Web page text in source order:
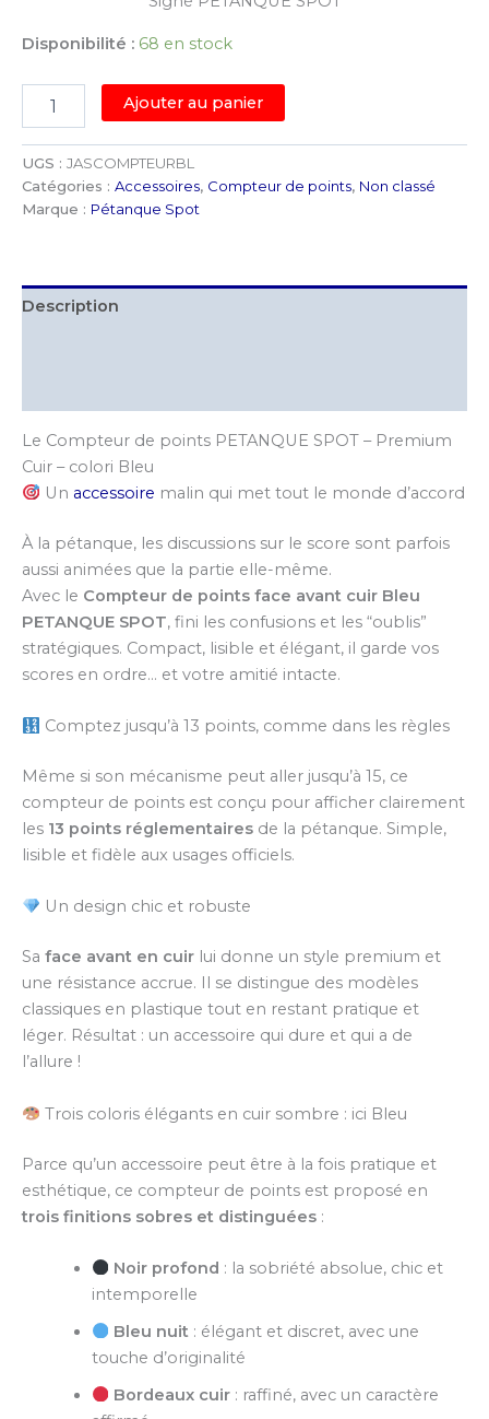
Disponibilité : 68 en stock
de
Points
PETANQUE
Avant
Cuir
(0
à
13
Ajouter au panier
UGS : JASCOMPTEURBL
Catégories : Accessoires, Compteur de points, Non classé
Marque : Pétanque Spot
Description
Le Compteur de points PETANQUE SPOT – Premium
Cuir – colori Bleu
Un accessoire malin qui met tout le monde d’accord
À la pétanque, les discussions sur le score sont parfois
aussi animées que la partie elle-même.
Avec le Compteur de points face avant cuir Bleu
PETANQUE SPOT, fini les confusions et les “oublis”
stratégiques. Compact, lisible et élégant, il garde vos
scores en ordre… et votre amitié intacte.
Comptez jusqu’à 13 points, comme dans les règles
Même si son mécanisme peut aller jusqu’à 15, ce
compteur de points est conçu pour afficher clairement
les 13 points réglementaires de la pétanque. Simple,
lisible et fidèle aux usages officiels.
Un design chic et robuste
Sa face avant en cuir lui donne un style premium et
une résistance accrue. Il se distingue des modèles
classiques en plastique tout en restant pratique et
léger. Résultat : un accessoire qui dure et qui a de
l’allure !
Trois coloris élégants en cuir sombre : ici Bleu
Parce qu’un accessoire peut être à la fois pratique et
esthétique, ce compteur de points est proposé en
trois finitions sobres et distinguées :
Noir profond : la sobriété absolue, chic et
intemporelle
Bleu nuit : élégant et discret, avec une
touche d’originalité
Bordeaux cuir : raffiné, avec un caractère